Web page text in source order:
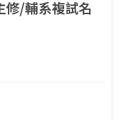
修/輔系複試名